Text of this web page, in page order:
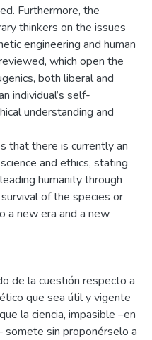
Furthermore, the
thinkers on the issues
engineering and human
which open the
both liberal and
individual’s self-
understanding and
that there is currently an
and ethics, stating
humanity through
of the species or
a new era and a new
de la cuestión respecto a
que sea útil y vigente
la ciencia, impasible –en
somete sin proponérselo a